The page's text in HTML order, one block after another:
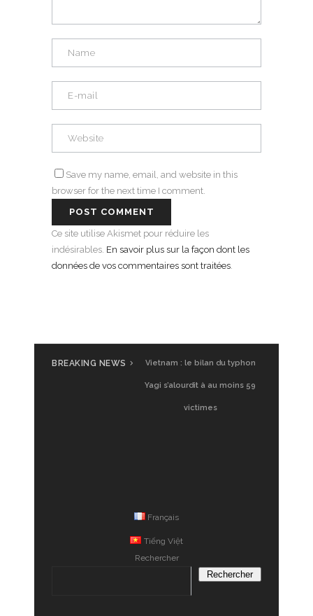
Save my name, email, and website in this
browser for the next time I comment.
Ce site utilise Akismet pour réduire les
indésirables. En savoir plus sur la façon dont les
données de vos commentaires sont traitées.
BREAKING NEWS Vietnam : le bilan du typhon
Yagi s’alourdit à au moins 59
victimes
Français
Tiếng Việt
Rechercher
Rechercher